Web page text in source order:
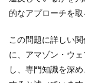
的なアプローチを取
この問題に詳しい
に、アマゾン・ウ
し、専門知識を深